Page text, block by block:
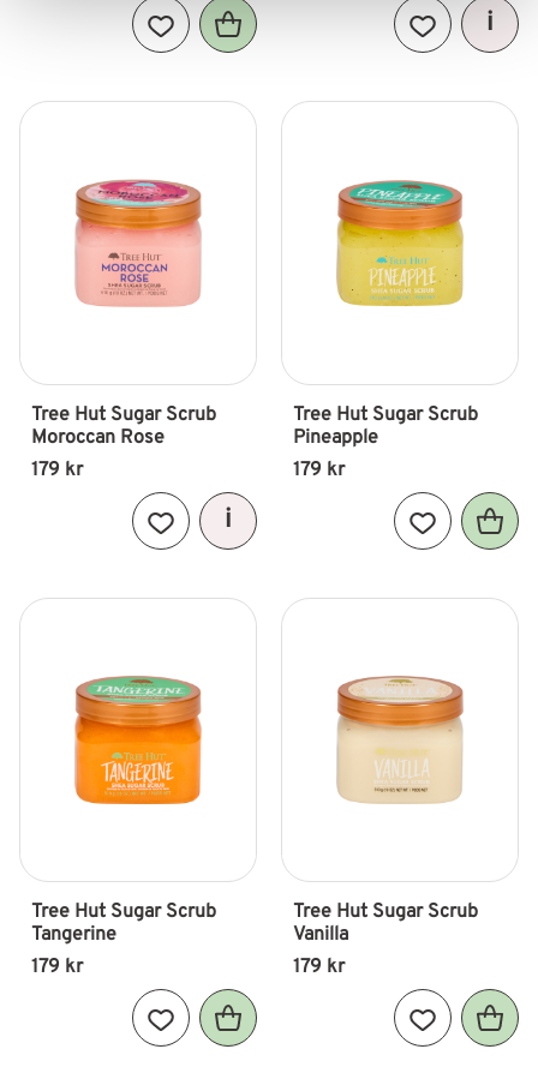
Lägg till i favoriter Lägg till i
Tree Hut Sugar Scrub
Moroccan Rose
179 kr
Lägg till i favoriter
Tree Hut Sugar Scrub
Pineapple
179 kr
Lägg till i
Tree Hut Sugar Scrub
Tangerine
179 kr
Lägg till i favoriter
Tree Hut Sugar Scrub
Vanilla
179 kr
Lägg till i